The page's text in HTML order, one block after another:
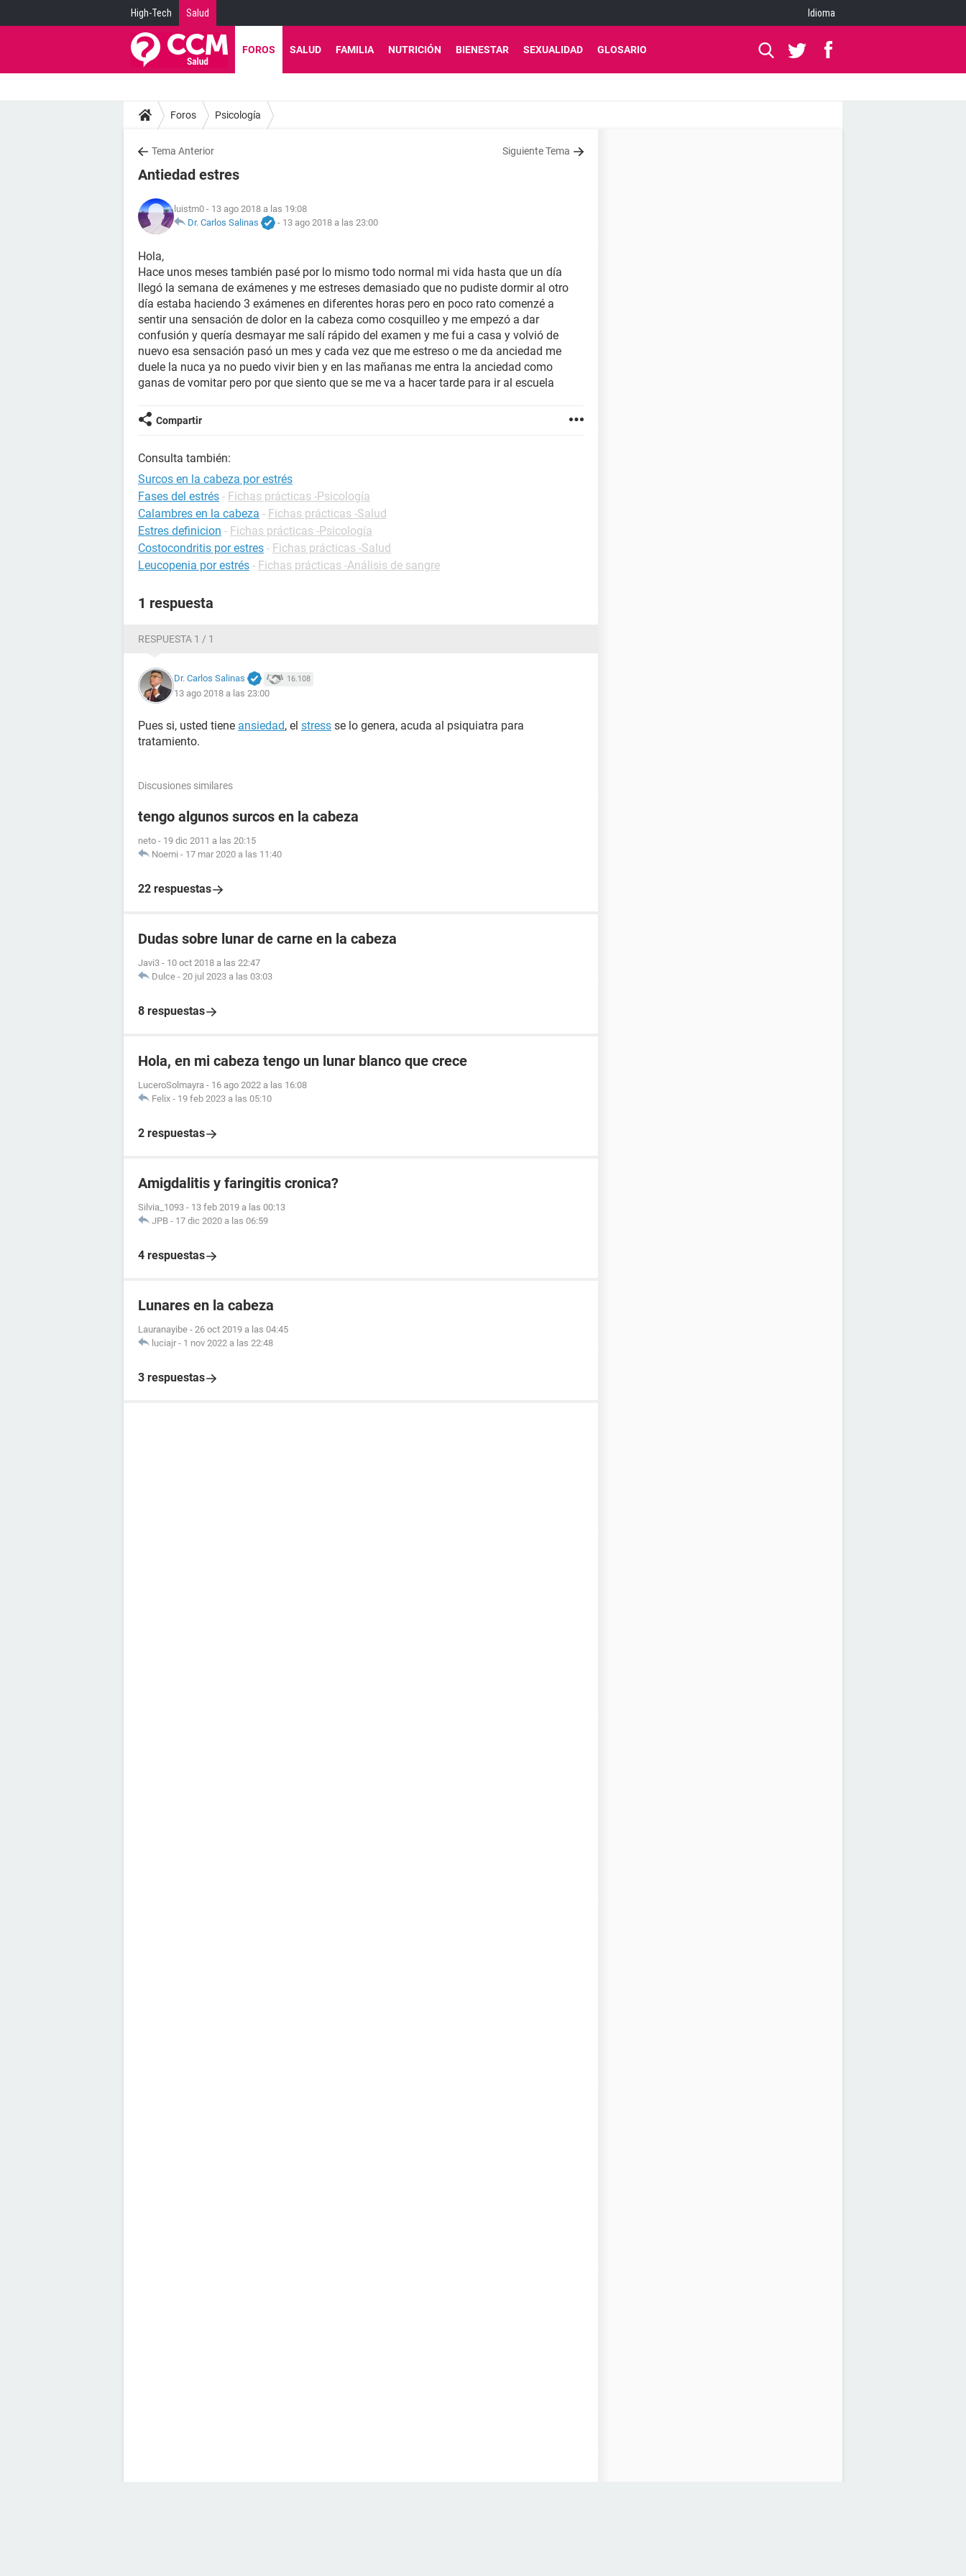
High-Tech Salud Idioma
FOROS SALUD FAMILIA NUTRICIÓN BIENESTAR SEXUALIDAD GLOSARIO
Foros Psicología
Tema Anterior Siguiente Tema
Antiedad estres
luistm0 - 13 ago 2018 a las 19:08
Dr. Carlos Salinas
- 13 ago 2018 a las 23:00
Hola,
Hace unos meses también pasé por lo mismo todo normal mi vida hasta que un día
llegó la semana de exámenes y me estreses demasiado que no pudiste dormir al otro
día estaba haciendo 3 exámenes en diferentes horas pero en poco rato comenzé a
sentir una sensación de dolor en la cabeza como cosquilleo y me empezó a dar
confusión y quería desmayar me salí rápido del examen y me fui a casa y volvió de
nuevo esa sensación pasó un mes y cada vez que me estreso o me da anciedad me
duele la nuca ya no puedo vivir bien y en las mañanas me entra la anciedad como
ganas de vomitar pero por que siento que se me va a hacer tarde para ir al escuela
Compartir
Consulta también:
Surcos en la cabeza por estrés
Fases del estrés - Fichas prácticas -Psicología
Calambres en la cabeza - Fichas prácticas -Salud
Estres definicion - Fichas prácticas -Psicología
Costocondritis por estres - Fichas prácticas -Salud
Leucopenia por estrés - Fichas prácticas -Análisis de sangre
1 respuesta
RESPUESTA 1 / 1
Dr. Carlos Salinas 16.108
13 ago 2018 a las 23:00
Pues si, usted tiene ansiedad, el stress se lo genera, acuda al psiquiatra para
tratamiento.
Discusiones similares
tengo algunos surcos en la cabeza
neto - 19 dic 2011 a las 20:15
Noemi - 17 mar 2020 a las 11:40
22 respuestas
Dudas sobre lunar de carne en la cabeza
Javi3 - 10 oct 2018 a las 22:47
Dulce - 20 jul 2023 a las 03:03
8 respuestas
Hola, en mi cabeza tengo un lunar blanco que crece
LuceroSolmayra - 16 ago 2022 a las 16:08
Felix - 19 feb 2023 a las 05:10
2 respuestas
Amigdalitis y faringitis cronica?
Silvia_1093 - 13 feb 2019 a las 00:13
JPB - 17 dic 2020 a las 06:59
4 respuestas
Lunares en la cabeza
Lauranayibe - 26 oct 2019 a las 04:45
luciajr - 1 nov 2022 a las 22:48
3 respuestas